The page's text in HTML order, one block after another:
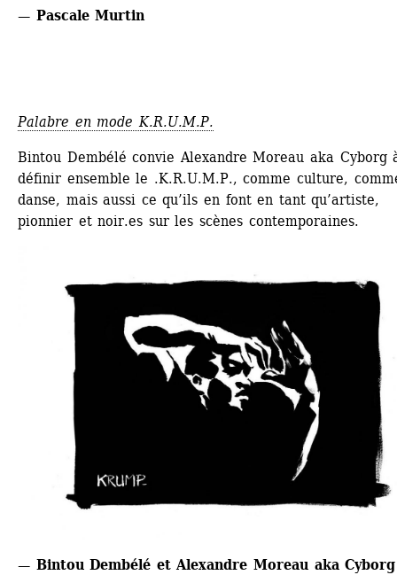
— Pascale Murtin
Palabre en mode K.R.U.M.P.
Bintou Dembélé convie Alexandre Moreau aka Cyborg
définir ensemble le .K.R.U.M.P., comme culture,
danse, mais aussi ce qu’ils en font en tant qu’artiste,
pionnier et noir.es sur les scènes contemporaines.
— Bintou Dembélé et Alexandre Moreau aka Cyborg